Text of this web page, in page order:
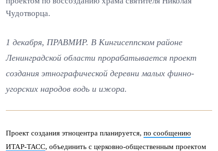
Чудотворца.
1 декабря, ПРАВМИР. В Кингисеппском районе
Ленинградской области прорабатывается проект
создания этнографической деревни малых финно-
угорских народов водь и ижора.
Проект создания этноцентра планируется, по сообщению
ИТАР-ТАСС, объединить с церковно-общественным проектом